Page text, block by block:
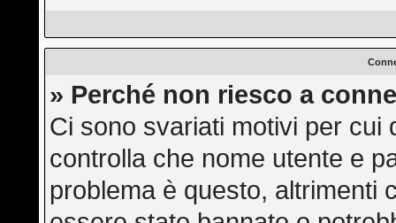
» Perché non riesco a
Ci sono svariati motivi per
controlla che nome utente e
problema è questo, altrimenti